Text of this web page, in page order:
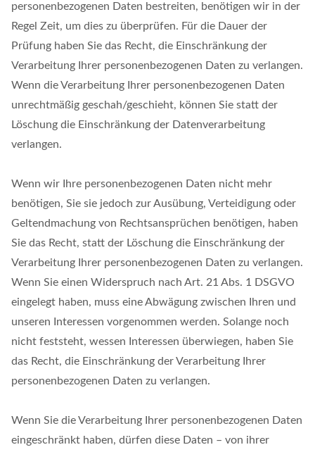
personenbezogenen Daten bestreiten, benötigen wir in der
Regel Zeit, um dies zu überprüfen. Für die Dauer der
Prüfung haben Sie das Recht, die Einschränkung der
Verarbeitung Ihrer personenbezogenen Daten zu verlangen.
Wenn die Verarbeitung Ihrer personenbezogenen Daten
unrechtmäßig geschah/geschieht, können Sie statt der
Löschung die Einschränkung der Datenverarbeitung
verlangen.
Wenn wir Ihre personenbezogenen Daten nicht mehr
benötigen, Sie sie jedoch zur Ausübung, Verteidigung oder
Geltendmachung von Rechtsansprüchen benötigen, haben
Sie das Recht, statt der Löschung die Einschränkung der
Verarbeitung Ihrer personenbezogenen Daten zu verlangen.
Wenn Sie einen Widerspruch nach Art. 21 Abs. 1 DSGVO
eingelegt haben, muss eine Abwägung zwischen Ihren und
unseren Interessen vorgenommen werden. Solange noch
nicht feststeht, wessen Interessen überwiegen, haben Sie
das Recht, die Einschränkung der Verarbeitung Ihrer
personenbezogenen Daten zu verlangen.
Wenn Sie die Verarbeitung Ihrer personenbezogenen Daten
eingeschränkt haben, dürfen diese Daten – von ihrer